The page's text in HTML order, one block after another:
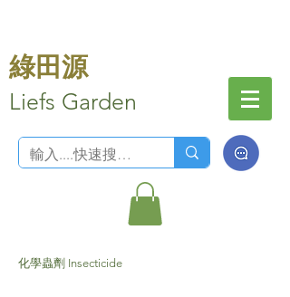
綠田源
Liefs Garden
化學蟲劑 Insecticide